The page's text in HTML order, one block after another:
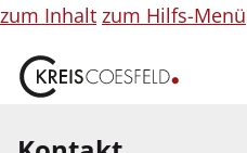
zum Inhalt zum Hilfs-Menü